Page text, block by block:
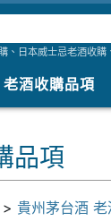
、 日本威士忌老酒收購
老酒收購品項
品項
> 貴州茅台酒